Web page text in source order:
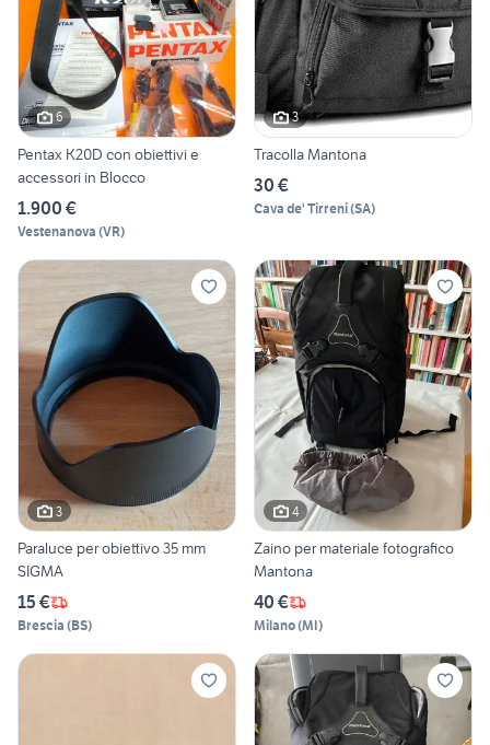
6
Pentax K20D con obiettivi e
accessori in Blocco
1.900 €
Vestenanova (VR)
3
Tracolla Mantona
30 €
Cava de' Tirreni(SA)
3
Paraluce per obiettivo 35 mm
SIGMA
15 €
Brescia (BS)
4
Zaino per materiale fotografico
Mantona
40 €
Milano(MI)